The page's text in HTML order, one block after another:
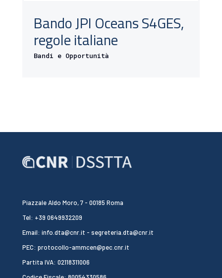
Bando JPI Oceans S4GES,
regole italiane
Bandi e Opportunità
Piazzale Aldo Moro, 7 - 00185 Roma
Tel: +39 0649932209
Email: info.dta@cnr.it - segreteria.dta@cnr.it
PEC: protocollo-ammcen@pec.cnr.it
Partita IVA: 02118311006